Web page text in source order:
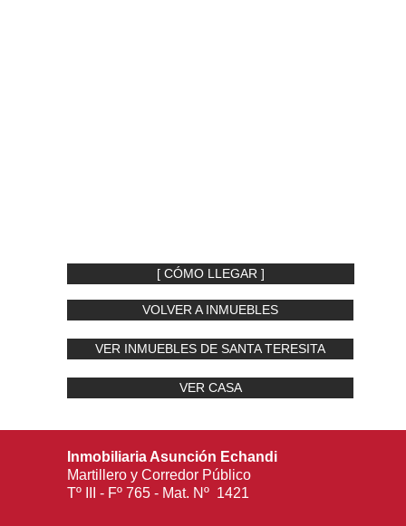
[ CÓMO LLEGAR ]
VOLVER A INMUEBLES
VER INMUEBLES DE SANTA TERESITA
VER CASA
Inmobiliaria Asunción Echandi
Martillero y Corredor Público
Tº III - Fº 765 - Mat. Nº 1421